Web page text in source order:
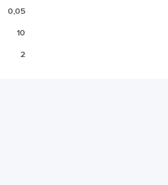
0,05
10
2